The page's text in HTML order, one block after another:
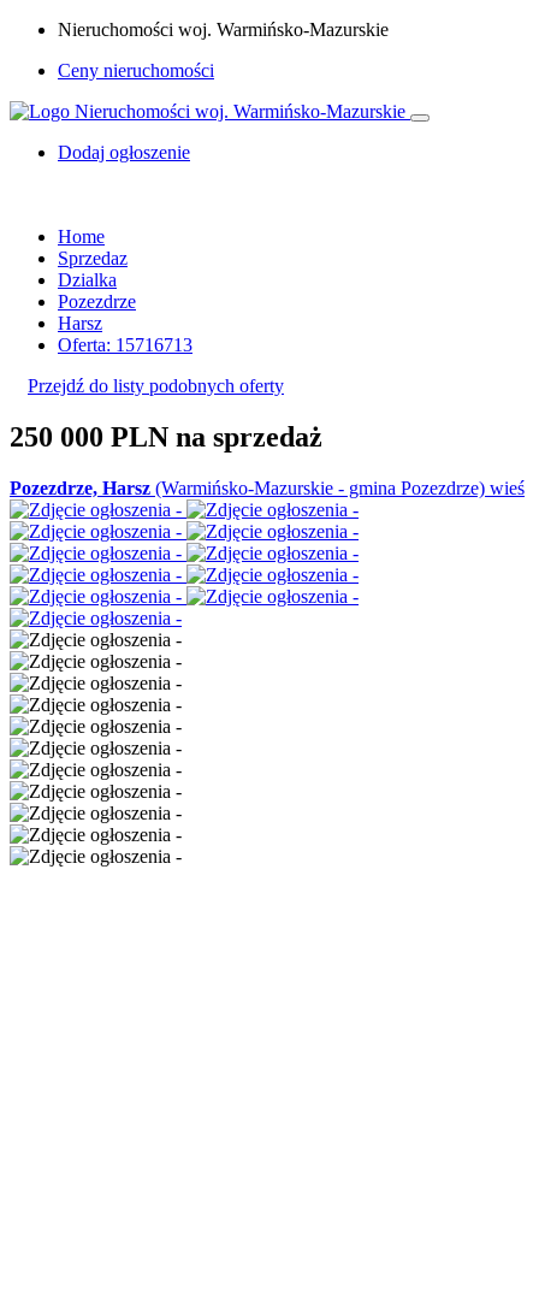
Nieruchomości woj. Warmińsko-Mazurskie
Ceny nieruchomości
Dodaj ogłoszenie
Home
Sprzedaz
Dzialka
Pozezdrze
Harsz
Oferta: 15716713
Przejdź do listy podobnych oferty
250 000 PLN na sprzedaż
Pozezdrze, Harsz (Warmińsko-Mazurskie - gmina Pozezdrze) wieś